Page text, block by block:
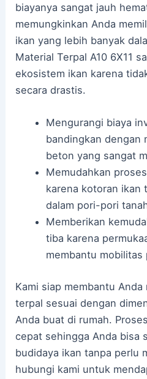
biayanya sangat jauh
memungkinkan Anda
ikan yang lebih banyak
Material Terpal A10 6X11
ekosistem ikan karena
secara drastis.
Mengurangi biaya
bandingkan dengan
beton yang sangat
Memudahkan
karena kotoran ikan
dalam pori-pori
Memberikan
tiba karena
membantu mobilitas
Kami siap membantu
terpal sesuai dengan
Anda buat di rumah.
cepat sehingga Anda bisa
budidaya ikan tanpa perlu
hubungi kami untuk